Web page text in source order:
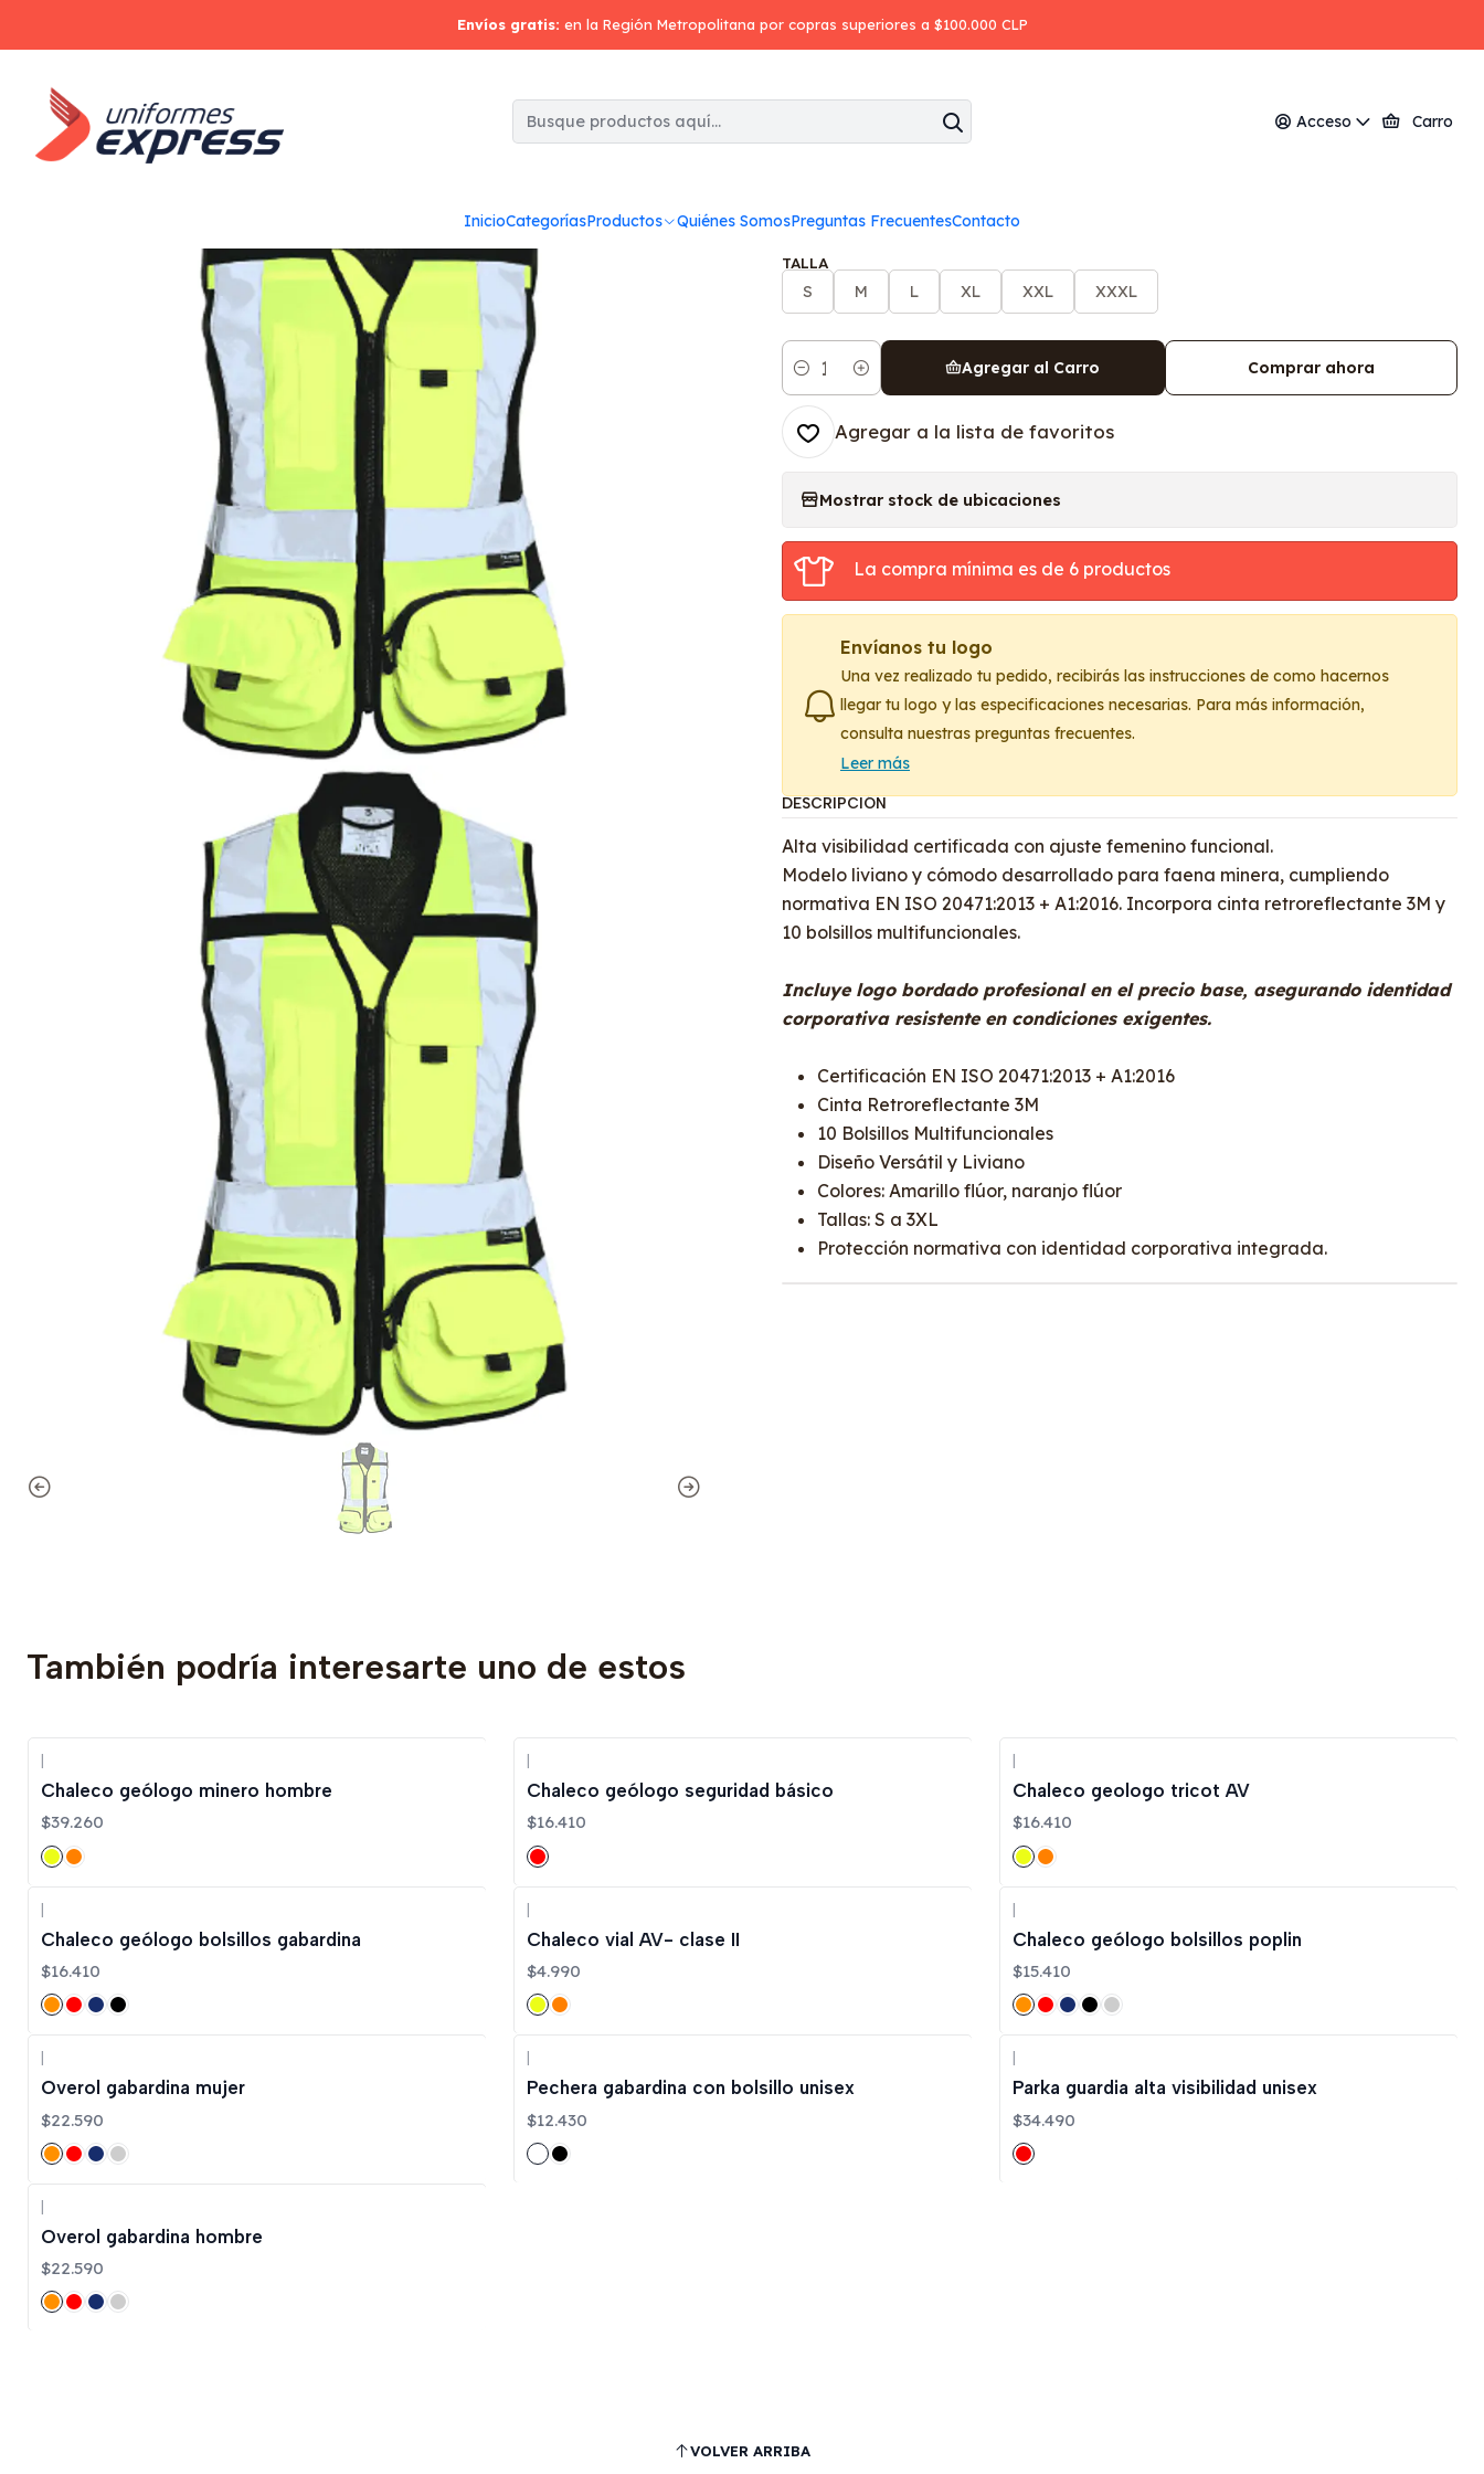
Acceso Carro
InicioCategoríasProductos Quiénes SomosPreguntas FrecuentesContacto
Envíos gratis: en la Región Metropolitana por copras superiores a $100.000 CLP
Inicio Chaleco Geólogo & Overoles Chaleco geólogo minero mujer
|
Chaleco geólogo minero mujer
TALLA
S M L XL XXL XXXL
Cantidad
Agregar al Carro Comprar ahora
Agregar a la lista de favoritos
Mostrar stock de ubicaciones
La compra mínima es de 6 productos
Envíanos tu logo
Una vez realizado tu pedido, recibirás las instrucciones de como hacernos
llegar tu logo y las especificaciones necesarias. Para más información,
consulta nuestras preguntas frecuentes.
Leer más
DESCRIPCIÓN
Alta visibilidad certificada con ajuste femenino funcional.
Modelo liviano y cómodo desarrollado para faena minera, cumpliendo
normativa EN ISO 20471:2013 + A1:2016. Incorpora cinta retroreflectante 3M y
10 bolsillos multifuncionales.
Incluye logo bordado profesional en el precio base, asegurando identidad
corporativa resistente en condiciones exigentes.
Certificación EN ISO 20471:2013 + A1:2016
Cinta Retroreflectante 3M
10 Bolsillos Multifuncionales
Diseño Versátil y Liviano
Colores: Amarillo flúor, naranjo flúor
Tallas: S a 3XL
Protección normativa con identidad corporativa integrada.
También podría interesarte uno de estos
Chaleco geólogo minero hombre
$39.260
Chaleco geólogo seguridad básico
$16.410
Chaleco geologo tricot AV
$16.410
|
Chaleco geólogo bolsillos gabardina
$16.410
|
Chaleco vial AV- clase II
$4.990
|
Chaleco geólogo bolsillos poplin
$15.410
Overol gabardina mujer
$22.590
Pechera gabardina con bolsillo unisex
$12.430
Parka guardia alta visibilidad unisex
$34.490
|
Overol gabardina hombre
$22.590
VOLVER ARRIBA